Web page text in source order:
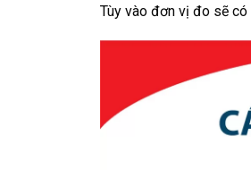
Tùy vào đơn vị đo sẽ có